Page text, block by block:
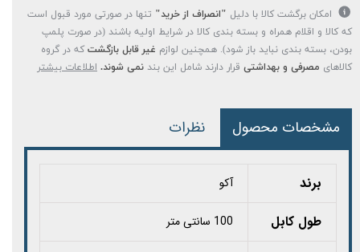
امکان برگشت کالا با دلیل "انصراف از خرید" تنها در صورتی مورد قبول است
که کالا و اقلام همراه و بسته بندی کالا در شرایط اولیه باشند (در صورت پلمپ
بودن، بسته بندی نباید باز شود). همچنین لوازم غیر قابل بازگشت که در گروه
کالاهای مصرفی و بهداشتی قرار دارند شامل این بند نمی شوند. اطلاعات بیشتر
مشخصات محصول نظرات
برند آکو
طول کابل 100 سانتی متر